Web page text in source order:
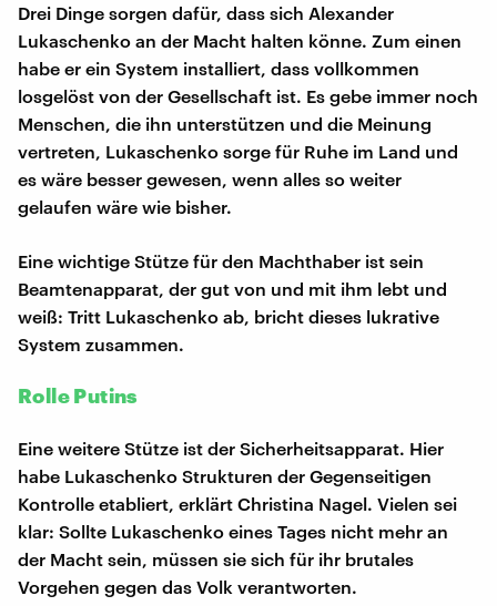
Drei Dinge sorgen dafür, dass sich Alexander
Lukaschenko an der Macht halten könne. Zum einen
habe er ein System installiert, dass vollkommen
losgelöst von der Gesellschaft ist. Es gebe immer noch
Menschen, die ihn unterstützen und die Meinung
vertreten, Lukaschenko sorge für Ruhe im Land und
es wäre besser gewesen, wenn alles so weiter
gelaufen wäre wie bisher.
Eine wichtige Stütze für den Machthaber ist sein
Beamtenapparat, der gut von und mit ihm lebt und
weiß: Tritt Lukaschenko ab, bricht dieses lukrative
System zusammen.
Rolle Putins
Eine weitere Stütze ist der Sicherheitsapparat. Hier
habe Lukaschenko Strukturen der Gegenseitigen
Kontrolle etabliert, erklärt Christina Nagel. Vielen sei
klar: Sollte Lukaschenko eines Tages nicht mehr an
der Macht sein, müssen sie sich für ihr brutales
Vorgehen gegen das Volk verantworten.